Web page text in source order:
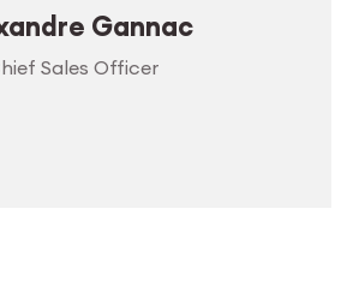
Gannac
Sales Officer